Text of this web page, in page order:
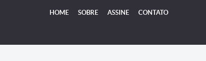
HOME SOBRE ASSINE CONTATO